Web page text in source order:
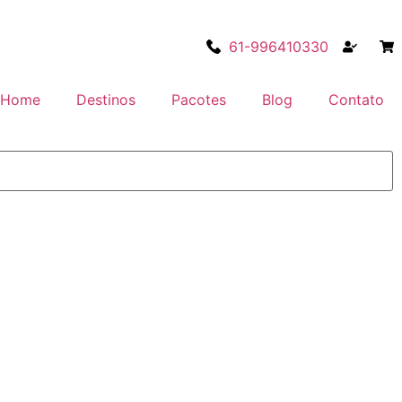
61-996410330
Home Destinos Pacotes Blog Contato